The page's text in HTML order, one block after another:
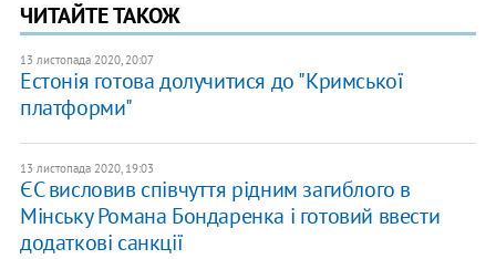
ЧИТАЙТЕ ТАКОЖ
13 листопада 2020, 20:07
Естонія готова долучитися до "Кримської
платформи"
13 листопада 2020, 19:03
ЄС висловив співчуття рідним загиблого в
Мінську Романа Бондаренка і готовий ввести
додаткові санкції